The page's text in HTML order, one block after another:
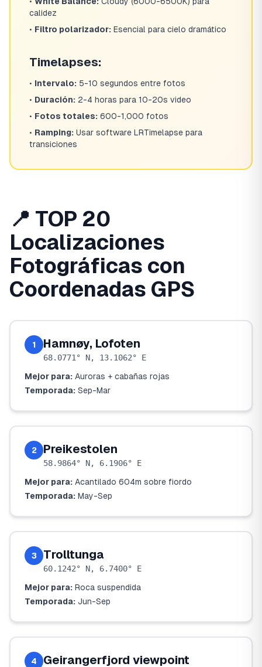
calidez
• Filtro polarizador: Esencial para cielo dramático
Timelapses:
• Intervalo: 5-10 segundos entre fotos
• Duración: 2-4 horas para 10-20s video
• Fotos totales: 600-1,000 fotos
• Ramping: Usar software LRTimelapse para
transiciones
📍 TOP 20
Localizaciones
Fotográficas con
Coordenadas GPS
1 Hamnøy, Lofoten
68.0771° N, 13.1062° E
Mejor para: Auroras + cabañas rojas
Temporada: Sep-Mar
2 Preikestolen
58.9864° N, 6.1906° E
Mejor para: Acantilado 604m sobre fiordo
Temporada: May-Sep
3 Trolltunga
60.1242° N, 6.7400° E
Mejor para: Roca suspendida
Temporada: Jun-Sep
4 Geirangerfjord viewpoint